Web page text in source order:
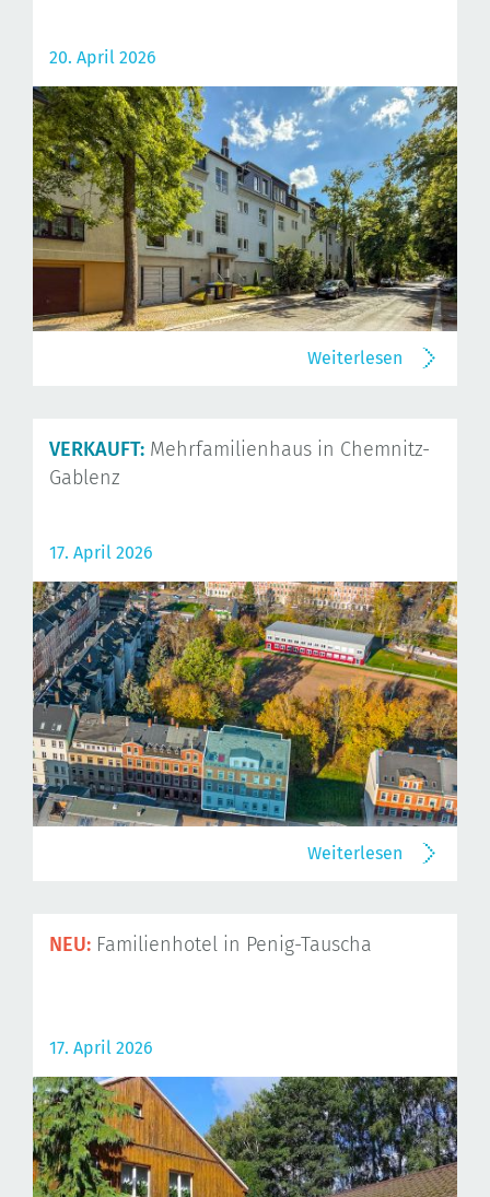
20. April 2026
Weiterlesen
VERKAUFT: Mehrfamilienhaus in Chemnitz-
Gablenz
17. April 2026
Weiterlesen
NEU: Familienhotel in Penig-Tauscha
17. April 2026